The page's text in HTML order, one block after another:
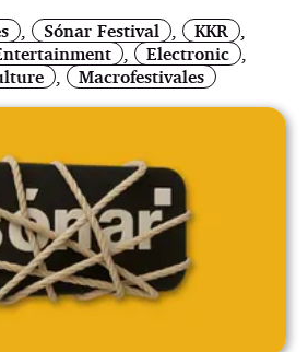
Sónar Festival KKR
Electronic
Macrofestivales